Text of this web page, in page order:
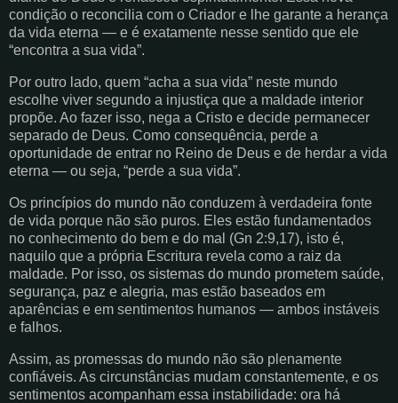
condição o reconcilia com o Criador e lhe garante a herança
da vida eterna — e é exatamente nesse sentido que ele
“encontra a sua vida”.
Por outro lado, quem “acha a sua vida” neste mundo
escolhe viver segundo a injustiça que a maldade interior
propõe. Ao fazer isso, nega a Cristo e decide permanecer
separado de Deus. Como consequência, perde a
oportunidade de entrar no Reino de Deus e de herdar a vida
eterna — ou seja, “perde a sua vida”.
Os princípios do mundo não conduzem à verdadeira fonte
de vida porque não são puros. Eles estão fundamentados
no conhecimento do bem e do mal (Gn 2:9,17), isto é,
naquilo que a própria Escritura revela como a raiz da
maldade. Por isso, os sistemas do mundo prometem saúde,
segurança, paz e alegria, mas estão baseados em
aparências e em sentimentos humanos — ambos instáveis
e falhos.
Assim, as promessas do mundo não são plenamente
confiáveis. As circunstâncias mudam constantemente, e os
sentimentos acompanham essa instabilidade: ora há